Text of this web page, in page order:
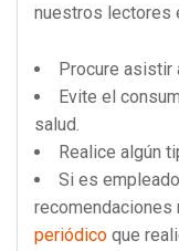
nuestros lectores
Procure asistir
Evite el
salud.
Realice algún
Si es
recomendaciones
periódico que